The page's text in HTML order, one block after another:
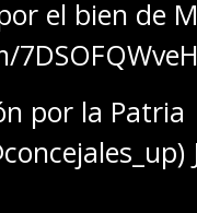
el bien de
por la Patria